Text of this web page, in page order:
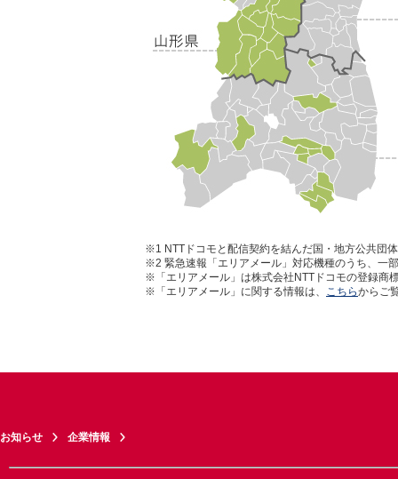
※1 NTTドコモと配信契約を結んだ国・地方公共団
※2 緊急速報「エリアメール」対応機種のうち、一
※「エリアメール」は株式会社NTTドコモの登録商
※「エリアメール」に関する情報は、
こちらからご
お知らせ 企業情報